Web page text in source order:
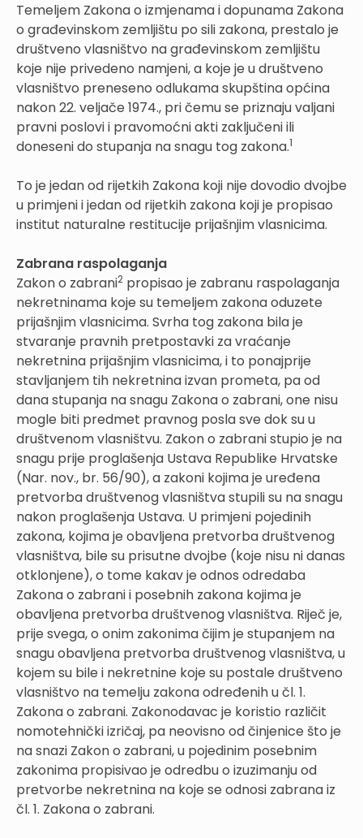
Temeljem Zakona o izmjenama i dopunama Zakona
o građevinskom zemljištu po sili zakona, prestalo je
društveno vlasništvo na građevinskom zemljištu
koje nije privedeno namjeni, a koje je u društveno
vlasništvo preneseno odlukama skupština općina
nakon 22. veljače 1974., pri čemu se priznaju valjani
pravni poslovi i pravomoćni akti zaključeni ili
doneseni do stupanja na snagu tog zakona.1
To je jedan od rijetkih Zakona koji nije dovodio dvojbe
u primjeni i jedan od rijetkih zakona koji je propisao
institut naturalne restitucije prijašnjim vlasnicima.
Zabrana raspolaganja
Zakon o zabrani2 propisao je zabranu raspolaganja
nekretninama koje su temeljem zakona oduzete
prijašnjim vlasnicima. Svrha tog zakona bila je
stvaranje pravnih pretpostavki za vraćanje
nekretnina prijašnjim vlasnicima, i to ponajprije
stavljanjem tih nekretnina izvan prometa, pa od
dana stupanja na snagu Zakona o zabrani, one nisu
mogle biti predmet pravnog posla sve dok su u
društvenom vlasništvu. Zakon o zabrani stupio je na
snagu prije proglašenja Ustava Republike Hrvatske
(Nar. nov., br. 56/90), a zakoni kojima je uređena
pretvorba društvenog vlasništva stupili su na snagu
nakon proglašenja Ustava. U primjeni pojedinih
zakona, kojima je obavljena pretvorba društvenog
vlasništva, bile su prisutne dvojbe (koje nisu ni danas
otklonjene), o tome kakav je odnos odredaba
Zakona o zabrani i posebnih zakona kojima je
obavljena pretvorba društvenog vlasništva. Riječ je,
prije svega, o onim zakonima čijim je stupanjem na
snagu obavljena pretvorba društvenog vlasništva, u
kojem su bile i nekretnine koje su postale društveno
vlasništvo na temelju zakona određenih u čl. 1.
Zakona o zabrani. Zakonodavac je koristio različit
nomotehnički izričaj, pa neovisno od činjenice što je
na snazi Zakon o zabrani, u pojedinim posebnim
zakonima propisivao je odredbu o izuzimanju od
pretvorbe nekretnina na koje se odnosi zabrana iz
čl. 1. Zakona o zabrani.